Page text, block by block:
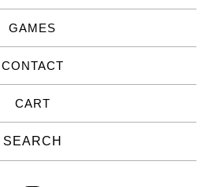
GAMES
CONTACT
CART